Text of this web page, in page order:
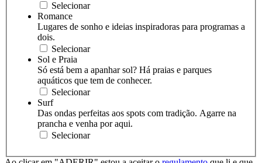
Selecionar
Romance
Lugares de sonho e ideias inspiradoras para programas a
dois.
Selecionar
Sol e Praia
Só está bem a apanhar sol? Há praias e parques
aquáticos que tem de conhecer.
Selecionar
Surf
Das ondas perfeitas aos spots com tradição. Agarre na
prancha e venha por aqui.
Selecionar